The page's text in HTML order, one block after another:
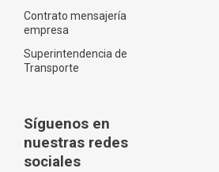
Contrato mensajería
empresa
Superintendencia de
Transporte
Síguenos en
nuestras redes
sociales